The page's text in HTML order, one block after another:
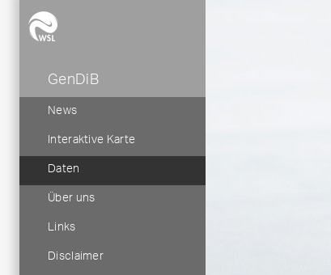
GenDiB
Hauptnavigation
News
Interaktive Karte
Daten
Über uns
Links
Disclaimer